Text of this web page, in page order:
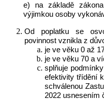
e) na základě
výjimkou osoby
Od poplatku se
povinnost vznikla z
je ve věku 0 až
je ve věku 70 a
splňuje
efektivity třídění
schválenou
2022 usnesením